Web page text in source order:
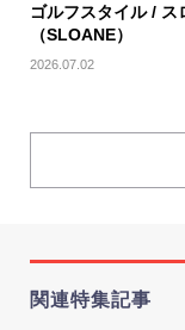
ゴルフスタイル / ス
（SLOANE）
2026.07.02
関連特集記事